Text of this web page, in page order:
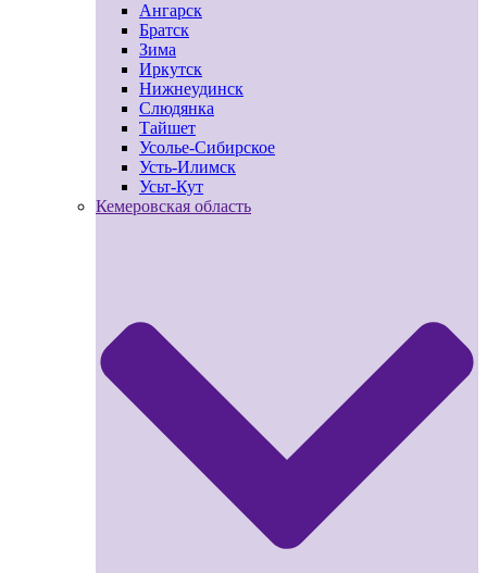
Ангарск
Братск
Зима
Иркутск
Нижнеудинск
Слюдянка
Тайшет
Усолье-Сибирское
Усть-Илимск
Усьт-Кут
Кемеровская область